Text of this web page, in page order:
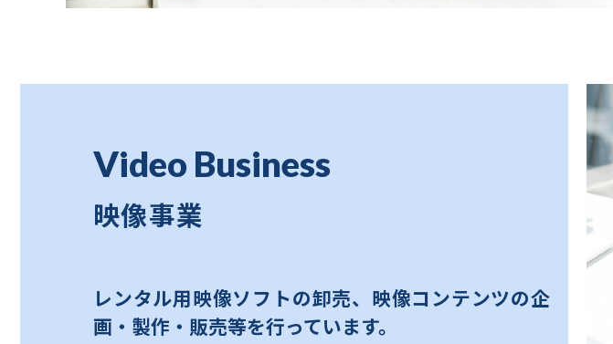
Video Business
映像事業
レンタル用映像ソフトの卸売、映像コンテンツの企
画・製作・販売等を行っています。